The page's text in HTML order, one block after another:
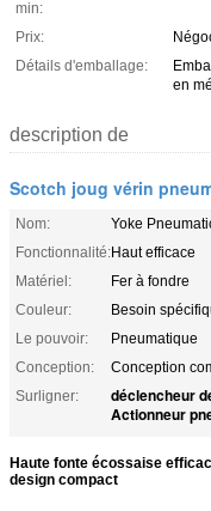
min:
Prix:
Détails d'emballage:
en
description de
Scotch joug vérin
Nom:
Yoke
Fonctionnalité:Haut efficace
Matériel:
Fer à fondre
Couleur:
Besoin
Le pouvoir:
Pneumatique
Conception:
Conception
Surligner:
déclencheur
Actionneur
Haute fonte écossaise
design compact